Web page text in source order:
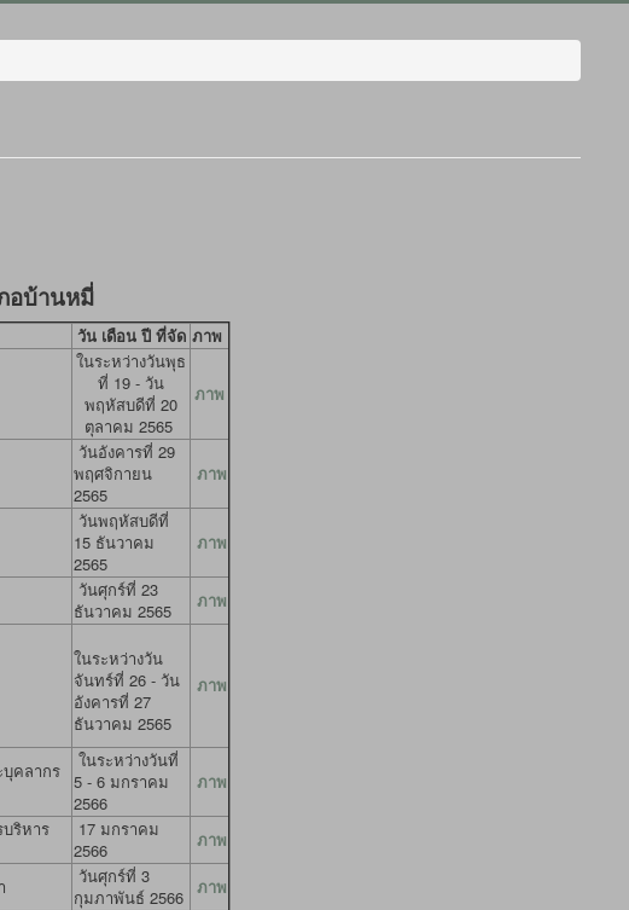
อบ้านหมี่
วัน เดือน ปี ที่จัด ภาพ
ในระหว่างวันพุธ
ที่ 19 - วัน
พฤหัสบดีที่ 20
ตุลาคม 2565
ภาพ
วันอังคารที่ 29
พฤศจิกายน
2565
ภาพ
วันพฤหัสบดีที่
15 ธันวาคม
2565
ภาพ
วันศุกร์ที่ 23
ธันวาคม 2565
ภาพ
ในระหว่างวัน
จันทร์ที่ 26 - วัน
อังคารที่ 27
ธันวาคม 2565
ภาพ
บุคลากร
ในระหว่างวันที่
5 - 6 มกราคม
2566
ภาพ
ริหาร
17 มกราคม
2566
ภาพ
วันศุกร์ที่ 3
กุมภาพันธ์ 2566 ภาพ